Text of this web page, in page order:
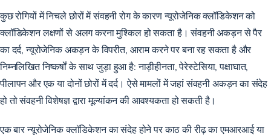
कुछ रोगियों में निचले छोरों में संवहनी रोग के कारण न्यूरोजेनिक क्लॉडिकेशन को
क्लॉडिकेशन लक्षणों से अलग करना मुश्किल हो सकता है। संवहनी अकड़न से पैर
का दर्द, न्यूरोजेनिक अकड़न के विपरीत, आराम करने पर बना रह सकता है और
निम्नलिखित निष्कर्षों के साथ जुड़ा हुआ है: नाड़ीहीनता, पेरेस्टेसिया, पक्षाघात,
पीलापन और एक या दोनों छोरों में दर्द। ऐसे मामलों में जहां संवहनी अकड़न का संदेह
हो तो संवहनी विशेषज्ञ द्वारा मूल्यांकन की आवश्यकता हो सकती है।
एक बार न्यूरोजेनिक क्लॉडिकेशन का संदेह होने पर काठ की रीढ़ का एमआरआई या